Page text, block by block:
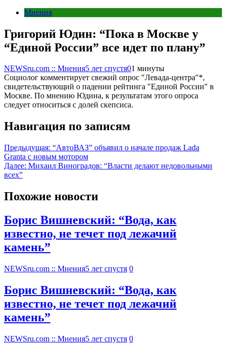
Мнения
Григорий Юдин: “Пока в Москве у
“Единой России” все идет по плану”
NEWSru.com :: Мнения5 лет спустя01 минуты
Социолог комментирует свежий опрос "Левада-центра"*,
свидетельствующий о падении рейтинга "Единой России" в
Москве. По мнению Юдина, к результатам этого опроса
следует относиться с долей скепсиса.
Навигация по записям
Предыдущая: “АвтоВАЗ” объявил о начале продаж Lada
Granta с новым мотором
Далее: Михаил Виноградов: “Власти делают недовольными
всех”
Похожие новости
Борис Вишневский: “Вода, как
известно, не течет под лежачий
камень”
NEWSru.com :: Мнения5 лет спустя 0
Борис Вишневский: “Вода, как
известно, не течет под лежачий
камень”
NEWSru.com :: Мнения5 лет спустя 0